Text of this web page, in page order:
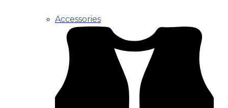
Accessories